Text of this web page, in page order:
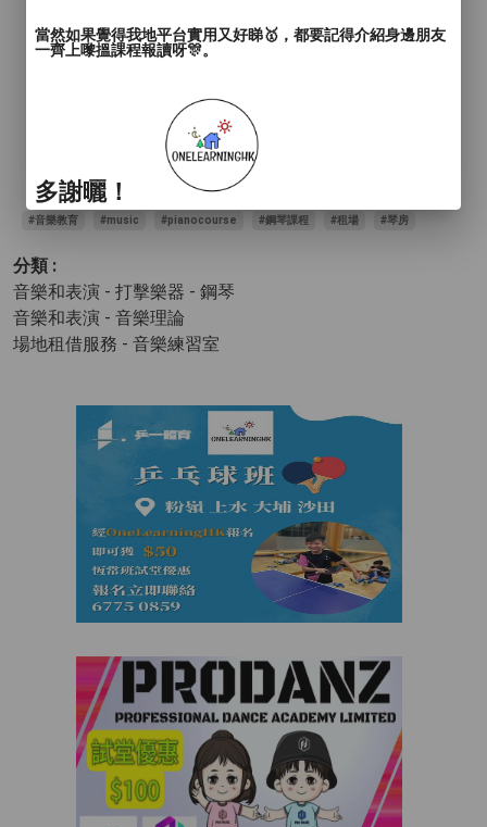
- 鋼琴伴奏服務
- 1-5級樂理考試課程
- 高階音樂指導課程
有興趣預約/查詢課程及服務
#音樂教育 #music #pianocourse #鋼琴課程 #租場 #琴房
分類 :
音樂和表演 - 打擊樂器 - 鋼琴
音樂和表演 - 音樂理論
場地租借服務 - 音樂練習室
當然如果覺得我地平台實用又好睇🥇，都要記得介紹身邊朋友
一齊上嚟搵課程報讀呀🎊。
多謝曬！